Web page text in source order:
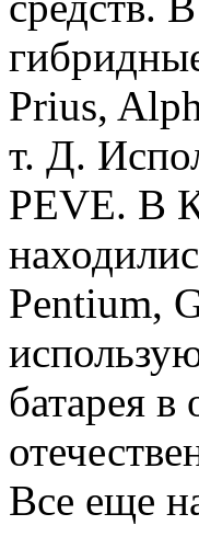
Prius,
т. Д.
PEVE. В
Pentium,
батарея
Все еще